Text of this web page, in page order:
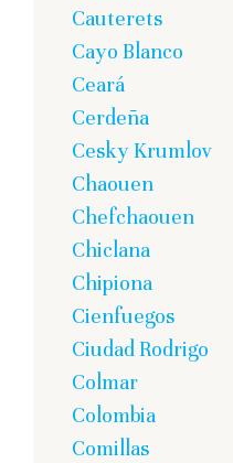
Cauterets
Cayo Blanco
Ceará
Cerdeña
Cesky Krumlov
Chaouen
Chefchaouen
Chiclana
Chipiona
Cienfuegos
Ciudad Rodrigo
Colmar
Colombia
Comillas